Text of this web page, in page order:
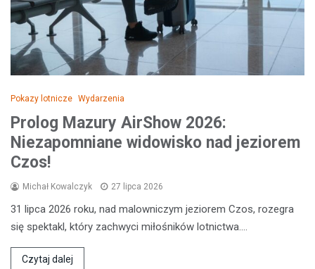
Pokazy lotnicze Wydarzenia
Prolog Mazury AirShow 2026:
Niezapomniane widowisko nad jeziorem
Czos!
Michał Kowalczyk 27 lipca 2026
31 lipca 2026 roku, nad malowniczym jeziorem Czos, rozegra
się spektakl, który zachwyci miłośników lotnictwa.…
Czytaj dalej